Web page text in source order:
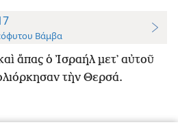
Βάμβα
ἅπας ὁ Ἰσραήλ μετ᾿ αὐτοῦ
τὴν Θερσά.